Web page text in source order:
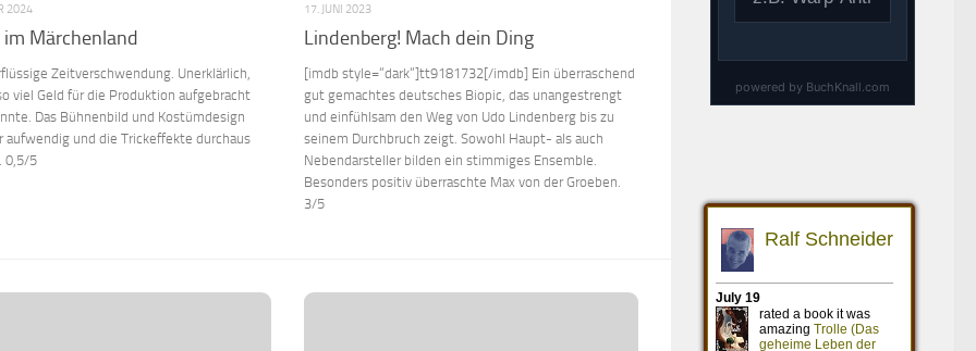
2024
im Märchenland
Zeitverschwendung. Unerklärlich,
viel Geld für die Produktion aufgebracht
Das Bühnenbild und Kostümdesign
aufwendig und die Trickeffekte durchaus
0,5/5
17. JUNI 2023
Lindenberg! Mach dein Ding
[imdb style=“dark“]tt9181732[/imdb] Ein überraschend
gut gemachtes deutsches Biopic, das unangestrengt
und einfühlsam den Weg von Udo Lindenberg bis zu
seinem Durchbruch zeigt. Sowohl Haupt- als auch
Nebendarsteller bilden ein stimmiges Ensemble.
Besonders positiv überraschte Max von der Groeben.
3/5